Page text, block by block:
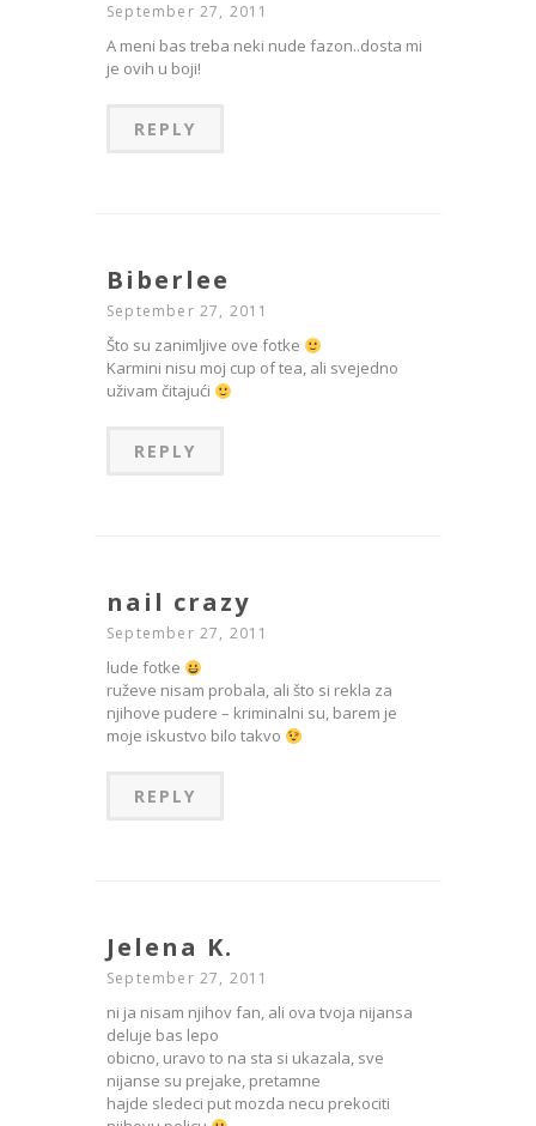
September 27, 2011
A meni bas treba neki nude fazon..dosta mi
je ovih u boji!
REPLY
Biberlee
September 27, 2011
Što su zanimljive ove fotke
Karmini nisu moj cup of tea, ali svejedno
uživam čitajući
REPLY
nail crazy
September 27, 2011
lude fotke
ruževe nisam probala, ali što si rekla za
njihove pudere – kriminalni su, barem je
moje iskustvo bilo takvo
REPLY
Jelena K.
September 27, 2011
ni ja nisam njihov fan, ali ova tvoja nijansa
deluje bas lepo
obicno, uravo to na sta si ukazala, sve
nijanse su prejake, pretamne
hajde sledeci put mozda necu prekociti